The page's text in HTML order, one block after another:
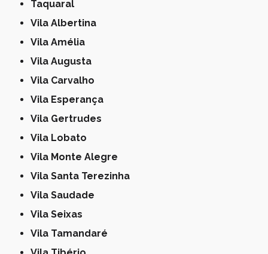
Taquaral
Vila Albertina
Vila Amélia
Vila Augusta
Vila Carvalho
Vila Esperança
Vila Gertrudes
Vila Lobato
Vila Monte Alegre
Vila Santa Terezinha
Vila Saudade
Vila Seixas
Vila Tamandaré